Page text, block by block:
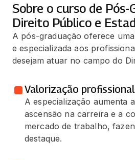
Sobre o curso de Pós-
Direito Público e
A pós-graduação oferece
e especializada aos
desejam atuar no campo do
Valorização
A especialização aumenta
ascensão na carreira e a
mercado de trabalho,
destaque.